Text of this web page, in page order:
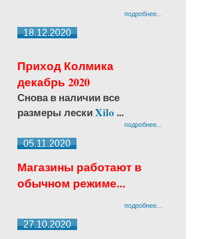
подробнее...
18.12.2020
Приход Колмика
декабрь 2020
Снова в наличии все
размеры лескиXilo...
подробнее...
05.11.2020
Магазины работают в
обычном режиме...
подробнее...
27.10.2020